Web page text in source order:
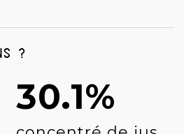
?
30.1%